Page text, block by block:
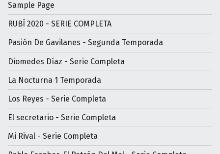
Sample Page
RUBÍ 2020 - SERIE COMPLETA
Pasión De Gavilanes - Segunda Temporada
Diomedes Díaz - Serie Completa
La Nocturna 1 Temporada
Los Reyes - Serie Completa
El secretario - Serie Completa
Mi Rival - Serie Completa